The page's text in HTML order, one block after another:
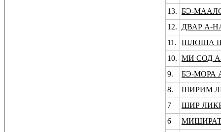
13. БЭ-
12.
ДВАР А-
11.
ШЛОША
10. МИ СОД
9.
БЭ-МОРА
8.
ШИРИМ
7
ШИР
6